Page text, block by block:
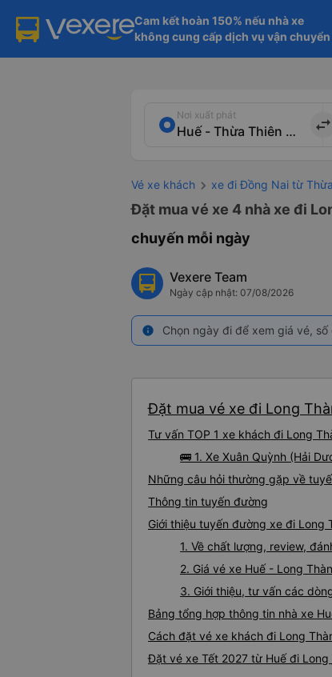
Cam kết hoàn 150% nếu nhà xe
không cung cấp dịch vụ vận
Nơi xuất phát
import_export
Vé xe khách xe đi Đồng Nai từ
Đặt mua vé xe 4 nhà xe đi
chuyến mỗi ngày
Vexere Team
Ngày cập nhật: 07/08/2026
info Chọn ngày đi để xem giá vé,
Đặt mua vé xe đi Long
Tư vấn TOP 1 xe khách đi Long
🚌 1. Xe Xuân Quỳnh (Hải
Những câu hỏi thường gặp về
Thông tin tuyến đường
Giới thiệu tuyến đường xe đi Long
1. Về chất lượng, review,
2. Giá vé xe Huế - Long
3. Giới thiệu, tư vấn các
Bảng tổng hợp thông tin nhà xe
Cách đặt vé xe khách đi Long
Đặt vé xe Tết 2027 từ Huế đi Long